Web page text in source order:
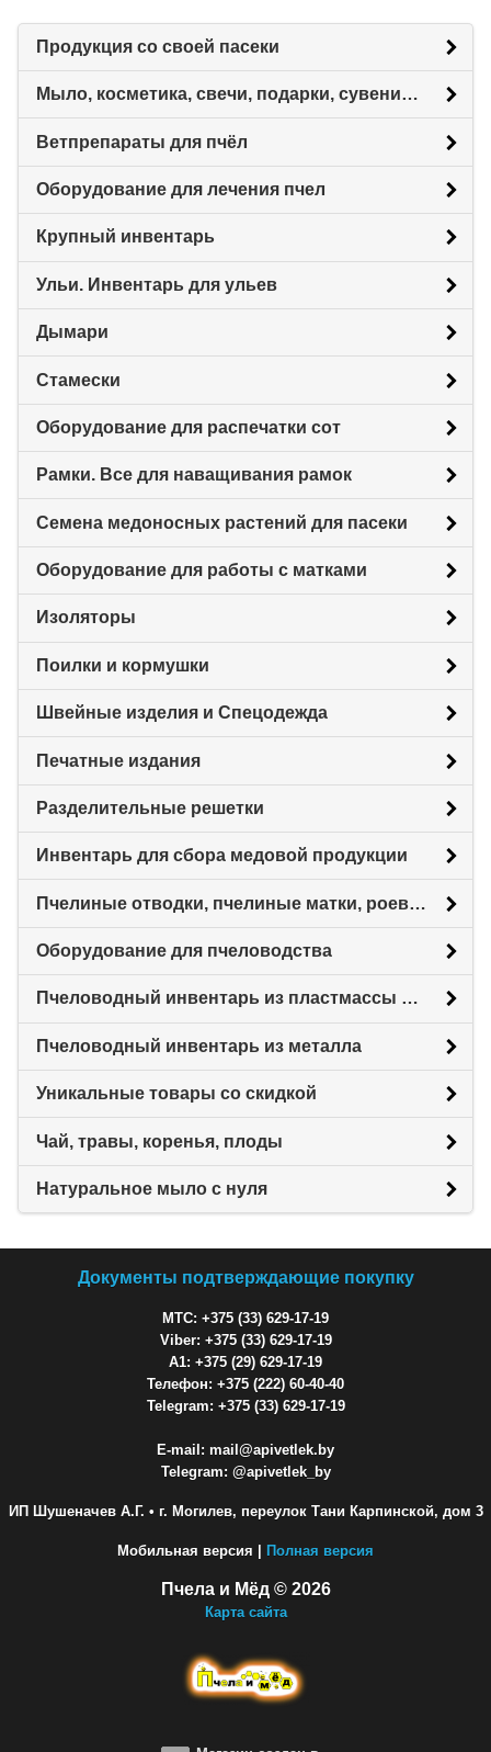
Продукция со своей пасеки
Мыло, косметика, свечи, подарки, сувениры.
Ветпрепараты для пчёл
Оборудование для лечения пчел
Крупный инвентарь
Ульи. Инвентарь для ульев
Дымари
Стамески
Оборудование для распечатки сот
Рамки. Все для наващивания рамок
Семена медоносных растений для пасеки
Оборудование для работы с матками
Изоляторы
Поилки и кормушки
Швейные изделия и Спецодежда
Печатные издания
Разделительные решетки
Инвентарь для сбора медовой продукции
Пчелиные отводки, пчелиные матки, роевни
Оборудование для пчеловодства
Пчеловодный инвентарь из пластмассы для пасеки
Пчеловодный инвентарь из металла
Уникальные товары со скидкой
Чай, травы, коренья, плоды
Натуральное мыло с нуля
Документы подтверждающие покупку
МТС: +375 (33) 629-17-19
Viber: +375 (33) 629-17-19
A1: +375 (29) 629-17-19
Телефон: +375 (222) 60-40-40
Telegram: +375 (33) 629-17-19
E-mail: mail@apivetlek.by
Telegram: @apivetlek_by
ИП Шушеначев А.Г. • г. Могилев, переулок Тани Карпинской, дом 3
Мобильная версия | Полная версия
Пчела и Мёд © 2026
Карта сайта